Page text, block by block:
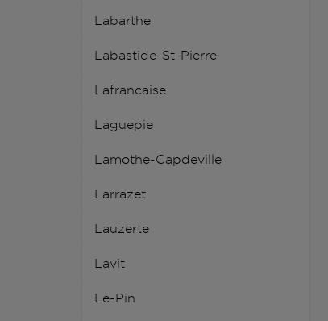
Labarthe
Labastide-St-Pierre
Lafrancaise
Laguepie
Lamothe-Capdeville
Larrazet
Lauzerte
Lavit
Le-Pin